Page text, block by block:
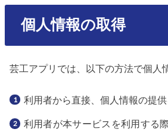
個人情報の取得
芸工アプリでは、以下の方法で個人
利用者から直接、個人情報の提
利用者が本サービスを利用する